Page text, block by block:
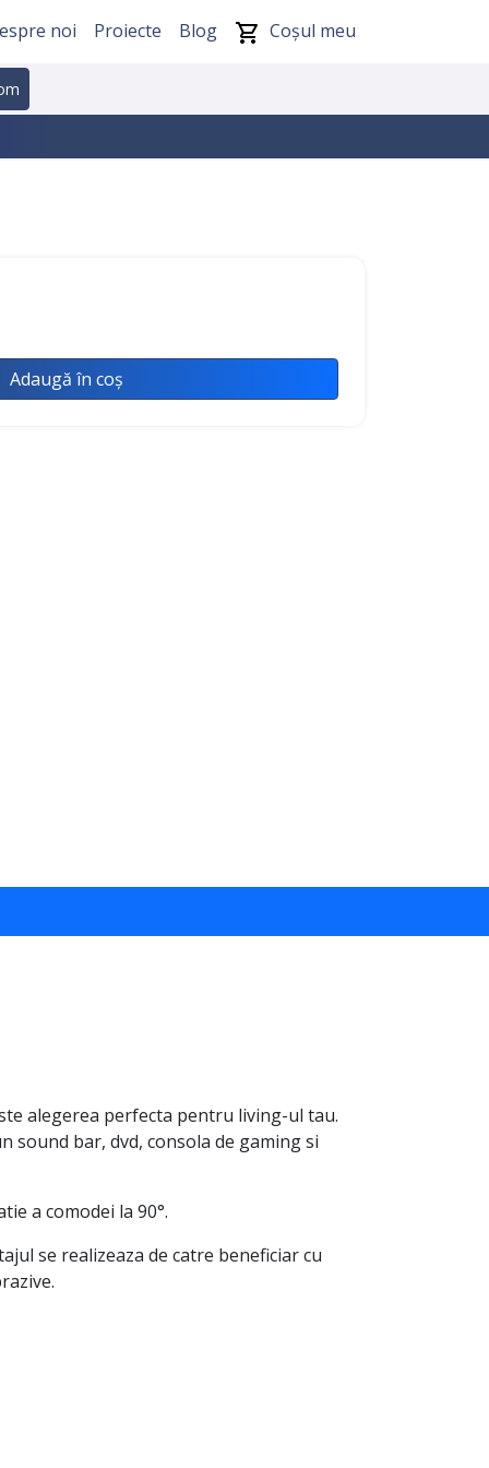
noi Proiecte Blog Coșul meu
Adaugă în coș
alegerea perfecta pentru living-ul tau.
sound bar, dvd, consola de gaming si
a comodei la 90°.
se realizeaza de catre beneficiar cu